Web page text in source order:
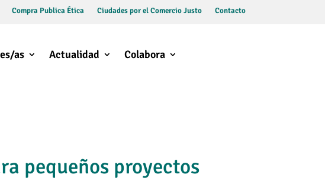
Compra Publica Ética Ciudades por el Comercio Justo Contacto
as Actualidad Colabora
pequeños proyectos